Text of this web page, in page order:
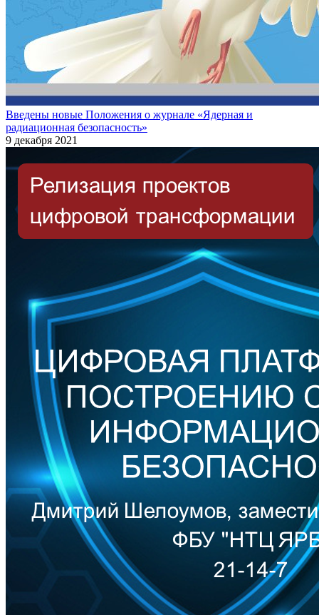
Введены новые Положения о журнале «Ядерная и
радиационная безопасность»
9 декабря 2021